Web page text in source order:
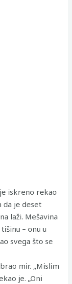
iskreno rekao
da je deset
laži. Mešavina
– onu u
svega što se
mir. „Mislim
je. „Oni